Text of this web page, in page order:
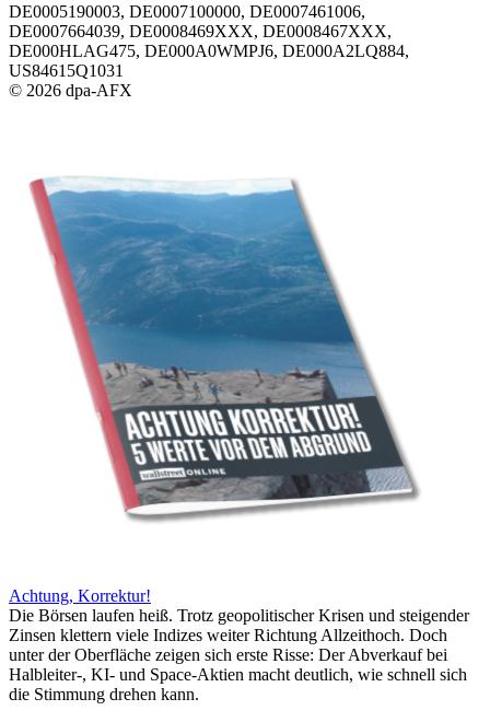
DE0005190003, DE0007100000, DE0007461006,
DE0007664039, DE0008469XXX, DE0008467XXX,
DE000HLAG475, DE000A0WMPJ6, DE000A2LQ884,
US84615Q1031
© 2026 dpa-AFX
Achtung, Korrektur!
Die Börsen laufen heiß. Trotz geopolitischer Krisen und steigender
Zinsen klettern viele Indizes weiter Richtung Allzeithoch. Doch
unter der Oberfläche zeigen sich erste Risse: Der Abverkauf bei
Halbleiter-, KI- und Space-Aktien macht deutlich, wie schnell sich
die Stimmung drehen kann.